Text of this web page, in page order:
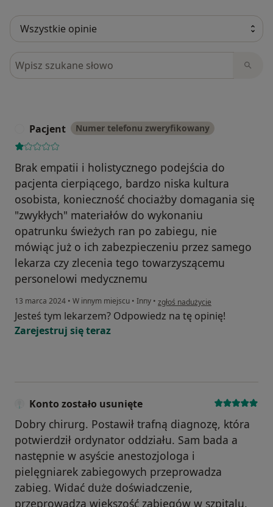
Szukaj w opiniach
Pacjent Numer telefonu zweryfikowany
Brak empatii i holistycznego podejścia do
pacjenta cierpiącego, bardzo niska kultura
osobista, konieczność chociażby domagania się
"zwykłych" materiałów do wykonaniu
opatrunku świeżych ran po zabiegu, nie
mówiąc już o ich zabezpieczeniu przez samego
lekarza czy zlecenia tego towarzyszącemu
personelowi medycznemu
13 marca 2024 • W innym miejscu • Inny • w opinii użytkownika Pacjent
zgłoś nadużycie
Jesteś tym lekarzem? Odpowiedz na tę opinię!
Zarejestruj się teraz
Konto zostało usunięte
Dobry chirurg. Postawił trafną diagnozę, która
potwierdził ordynator oddziału. Sam bada a
następnie w asyście anestozjologa i
pielęgniarek zabiegowych przeprowadza
zabieg. Widać duże doświadczenie,
przeprowadza większość zabiegów w szpitalu.